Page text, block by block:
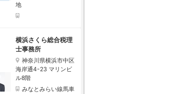
地
横浜さくら総合税理
士事務所
神奈川県横浜市中区
海岸通4-23 マリンビ
ル8階
みなとみらい線馬車